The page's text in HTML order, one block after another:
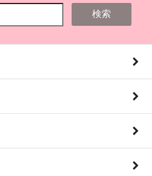
検索